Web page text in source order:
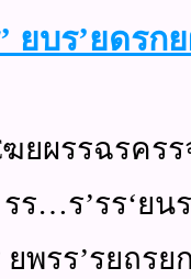
ร’ ยบร’ยด
ยผรรฉรคร
ร…ร’รร‘
พรร’รยถร